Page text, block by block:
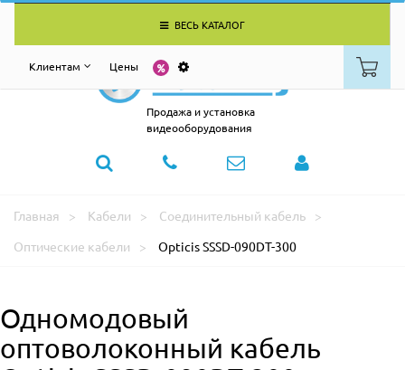
ВЕСЬ КАТАЛОГ
Клиентам Цены
Продажа и установка
видеооборудования
Главная Кабели
Соединительный кабель
Оптические кабели
Opticis SSSD-090DT-300
Одномодовый
оптоволоконный кабель